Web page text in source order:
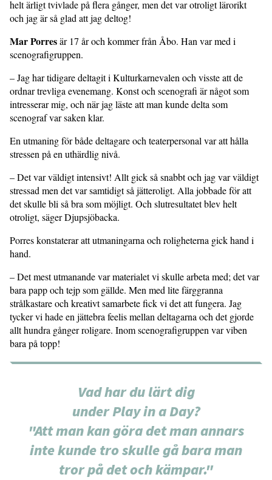
helt ärligt tvivlade på flera gånger, men det var otroligt lärorikt
och jag är så glad att jag deltog!
Mar Porresär 17 år och kommer från Åbo. Han var med i
scenografigruppen.
– Jag har tidigare deltagit i Kulturkarnevalen och visste att de
ordnar trevliga evenemang. Konst och scenografi är något som
intresserar mig, och när jag läste att man kunde delta som
scenograf var saken klar.
En utmaning för både deltagare och teaterpersonal var att hålla
stressen på en uthärdlig nivå.
– Det var väldigt intensivt! Allt gick så snabbt och jag var väldigt
stressad men det var samtidigt så jätteroligt. Alla jobbade för att
det skulle bli så bra som möjligt. Och slutresultatet blev helt
otroligt, säger Djupsjöbacka.
Porres konstaterar att utmaningarna och roligheterna gick hand i
hand.
– Det mest utmanande var materialet vi skulle arbeta med; det var
bara papp och tejp som gällde. Men med lite färggranna
strålkastare och kreativt samarbete fick vi det att fungera. Jag
tycker vi hade en jättebra feelis mellan deltagarna och det gjorde
allt hundra gånger roligare. Inom scenografigruppen var viben
bara på topp!
Vad har du lärt dig
under Play in a Day?
"Att man kan göra det man annars
inte kunde tro skulle gå bara man
tror på det och kämpar."